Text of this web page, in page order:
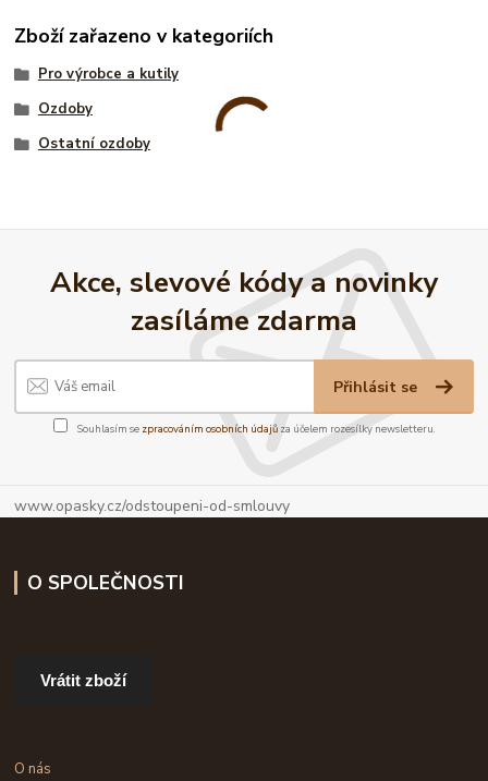
Zboží zařazeno v kategoriích
Pro výrobce a kutily
Ozdoby
Ostatní ozdoby
Akce, slevové kódy a novinky
zasíláme zdarma
Přihlásit se
Souhlasím se zpracováním osobních údajůza účelem rozesílky newsletteru.
www.opasky.cz/odstoupeni-od-smlouvy
O SPOLEČNOSTI
Vrátit zboží
O nás